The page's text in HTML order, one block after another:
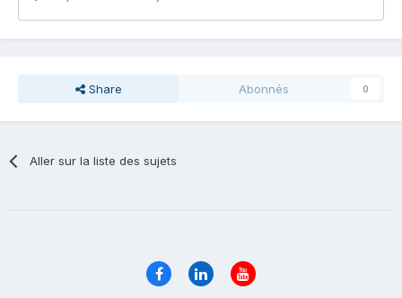
Share Abonnés 0
Aller sur la liste des sujets